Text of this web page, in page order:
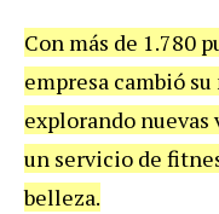
Con más de 1.780
empresa cambió
explorando
un servicio de
belleza.